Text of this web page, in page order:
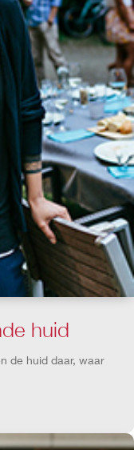
huid
de huid daar, waar